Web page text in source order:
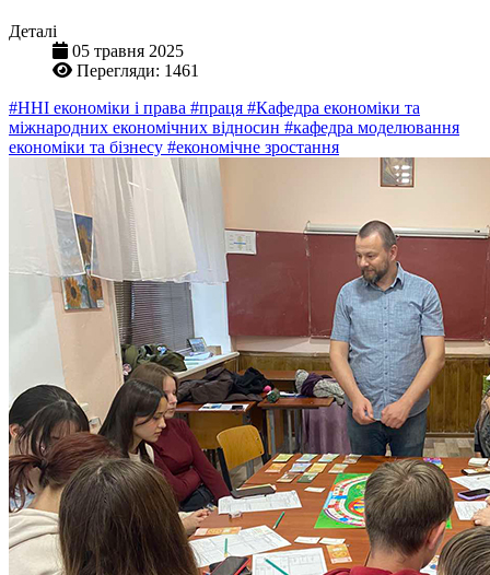
Деталі
05 травня 2025
Перегляди: 1461
#ННІ економіки і права #праця #Кафедра економіки та
міжнародних економічних відносин #кафедра моделювання
економіки та бізнесу #економічне зростання